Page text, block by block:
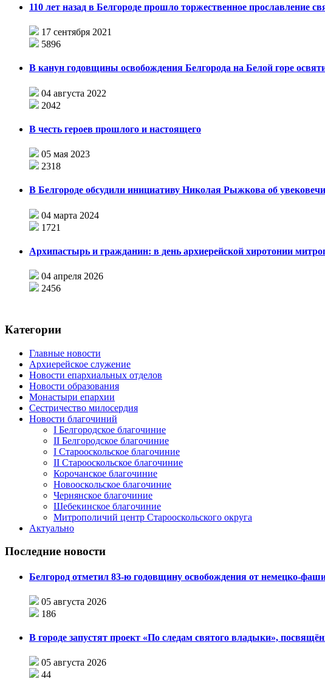
110 лет назад в Белгороде прошло торжественное прославление
17 сентября 2021
5896
В канун годовщины освобождения Белгорода на Белой горе
04 августа 2022
2042
В честь героев прошлого и настоящего
05 мая 2023
2318
В Белгороде обсудили инициативу Николая Рыжкова об
04 марта 2024
1721
Архипастырь и гражданин: в день архиерейской хиротонии
04 апреля 2026
2456
Категории
Главные новости
Архиерейское служение
Новости епархиальных отделов
Новости образования
Монастыри епархии
Сестричество милосердия
Новости благочиний
I Белгородское благочиние
II Белгородское благочиние
I Старооскольское благочиние
II Старооскольское благочиние
Корочанское благочиние
Новооскольское благочиние
Чернянское благочиние
Шебекинское благочиние
Митрополичий центр Старооскольского округа
Актуально
Последние новости
Белгород отметил 83-ю годовщину освобождения от немецко-
05 августа 2026
186
В городе запустят проект «По следам святого владыки»,
05 августа 2026
44